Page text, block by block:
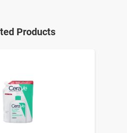
Products